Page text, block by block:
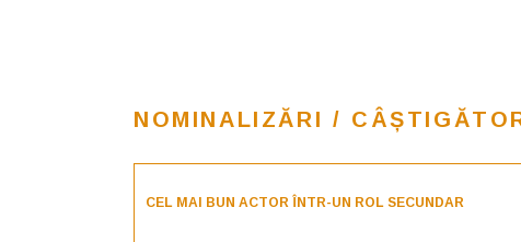
NOMINALIZĂRI /
CEL MAI BUN ACTOR ÎNTR-UN ROL SECUNDAR